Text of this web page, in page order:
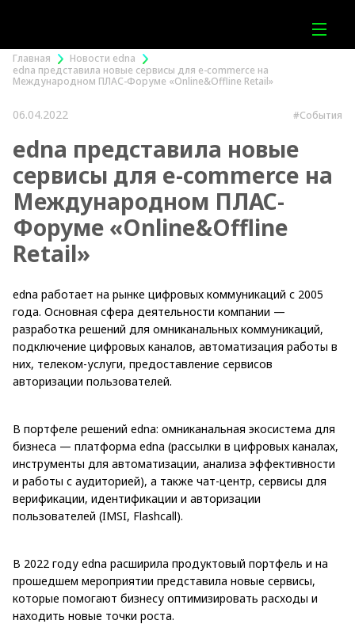
Главная
Новости edna
edna представила новые сервисы для e-commerce на
Международном ПЛАС-Форуме «Online&Offline Retail»
06.04.2022 #События
edna представила новые
сервисы для e-commerce на
Международном ПЛАС-
Форуме «Online&Offline
Retail»
edna работает на рынке цифровых коммуникаций с 2005
года. Основная сфера деятельности компании —
разработка решений для омниканальных коммуникаций,
подключение цифровых каналов, автоматизация работы в
них, телеком-услуги, предоставление сервисов
авторизации пользователей.
В портфеле решений edna: омниканальная экосистема для
бизнеса — платформа edna (рассылки в цифровых каналах,
инструменты для автоматизации, анализа эффективности
и работы с аудиторией), а также чат-центр, сервисы для
верификации, идентификации и авторизации
пользователей (IMSI, Flashсall).
В 2022 году edna расширила продуктовый портфель и на
прошедшем мероприятии представила новые сервисы,
которые помогают бизнесу оптимизировать расходы и
находить новые точки роста.